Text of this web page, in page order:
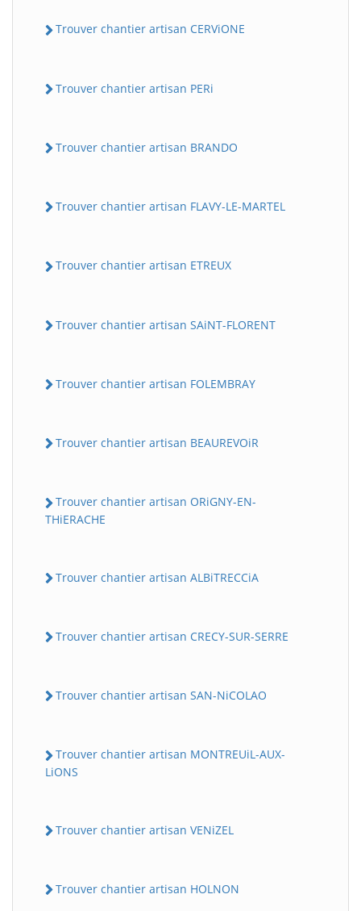
Trouver chantier artisan CERViONE
Trouver chantier artisan PERi
Trouver chantier artisan BRANDO
Trouver chantier artisan FLAVY-LE-MARTEL
Trouver chantier artisan ETREUX
Trouver chantier artisan SAiNT-FLORENT
Trouver chantier artisan FOLEMBRAY
Trouver chantier artisan BEAUREVOiR
Trouver chantier artisan ORiGNY-EN-
THiERACHE
Trouver chantier artisan ALBiTRECCiA
Trouver chantier artisan CRECY-SUR-SERRE
Trouver chantier artisan SAN-NiCOLAO
Trouver chantier artisan MONTREUiL-AUX-
LiONS
Trouver chantier artisan VENiZEL
Trouver chantier artisan HOLNON